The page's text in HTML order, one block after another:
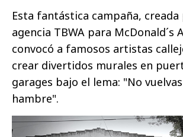
Esta fantástica campaña, creada
agencia TBWA para McDonald´s
convocó a famosos artistas
crear divertidos murales en
garages bajo el lema: "No
hambre".